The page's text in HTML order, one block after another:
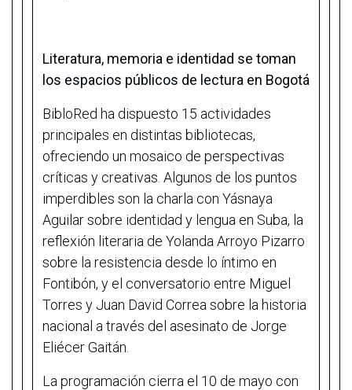
Literatura, memoria e identidad se toman
los espacios públicos de lectura en Bogotá
BibloRed ha dispuesto 15 actividades
principales en distintas bibliotecas,
ofreciendo un mosaico de perspectivas
críticas y creativas. Algunos de los puntos
imperdibles son la charla con Yásnaya
Aguilar sobre identidad y lengua en Suba, la
reflexión literaria de Yolanda Arroyo Pizarro
sobre la resistencia desde lo íntimo en
Fontibón, y el conversatorio entre Miguel
Torres y Juan David Correa sobre la historia
nacional a través del asesinato de Jorge
Eliécer Gaitán.
La programación cierra el 10 de mayo con